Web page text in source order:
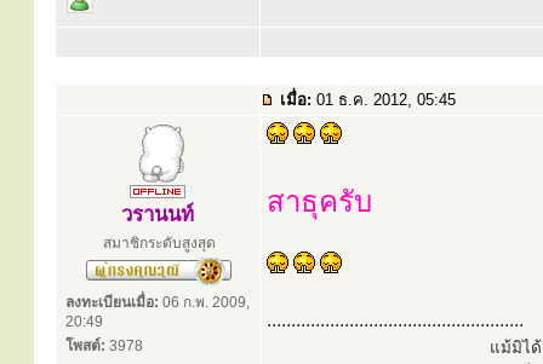
เมื่อ: 01 ธ.ค. 2012, 05:45
วรานนท์
สมาชิกระดับสูงสุด
ลงทะเบียนเมื่อ: 06 ก.พ. 2009,
20:49
โพสต์: 3978
สาธุครับ
.....................................................
แม้มิได้